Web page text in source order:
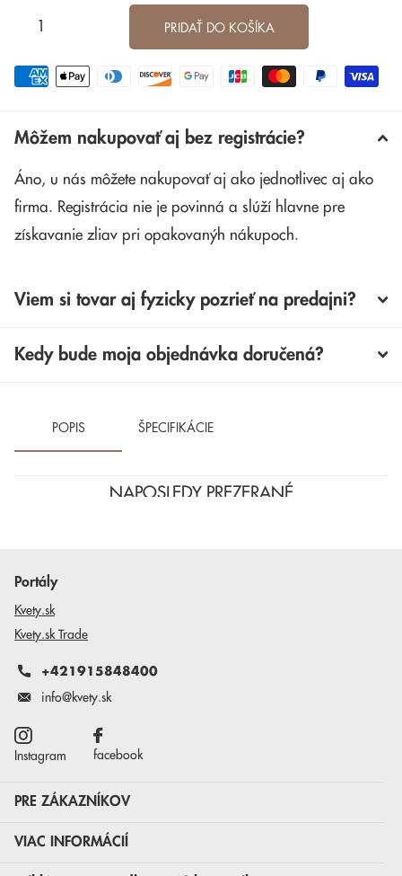
PRIDAŤ DO KOŠÍKA
Môžem nakupovať aj bez registrácie?
Áno, u nás môžete nakupovať aj ako jednotlivec aj ako
firma. Registrácia nie je povinná a slúží hlavne pre
získavanie zliav pri opakovanýh nákupoch.
Viem si tovar aj fyzicky pozrieť na predajni?
Kedy bude moja objednávka doručená?
POPIS ŠPECIFIKÁCIE
NAPOSLEDY PREZERANÉ
Portály
Kvety.sk
Kvety.sk Trade
+421915848400
info@kvety.sk
Instagram facebook
PRE ZÁKAZNÍKOV
VIAC INFORMÁCIÍ